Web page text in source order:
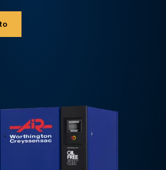
y bebidas, y la fabricación de